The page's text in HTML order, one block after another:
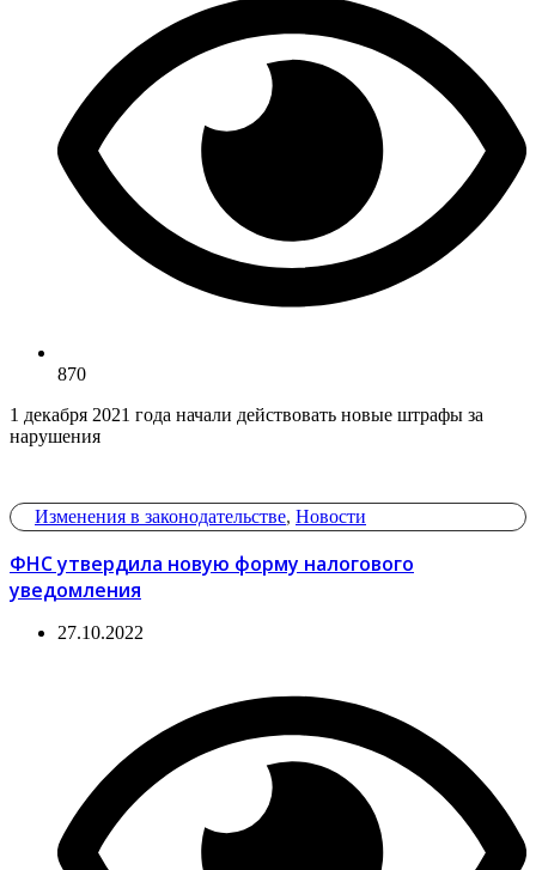
870
1 декабря 2021 года начали действовать новые штрафы за
нарушения
Изменения в законодательстве, Новости
ФНС утвердила новую форму налогового
уведомления
27.10.2022